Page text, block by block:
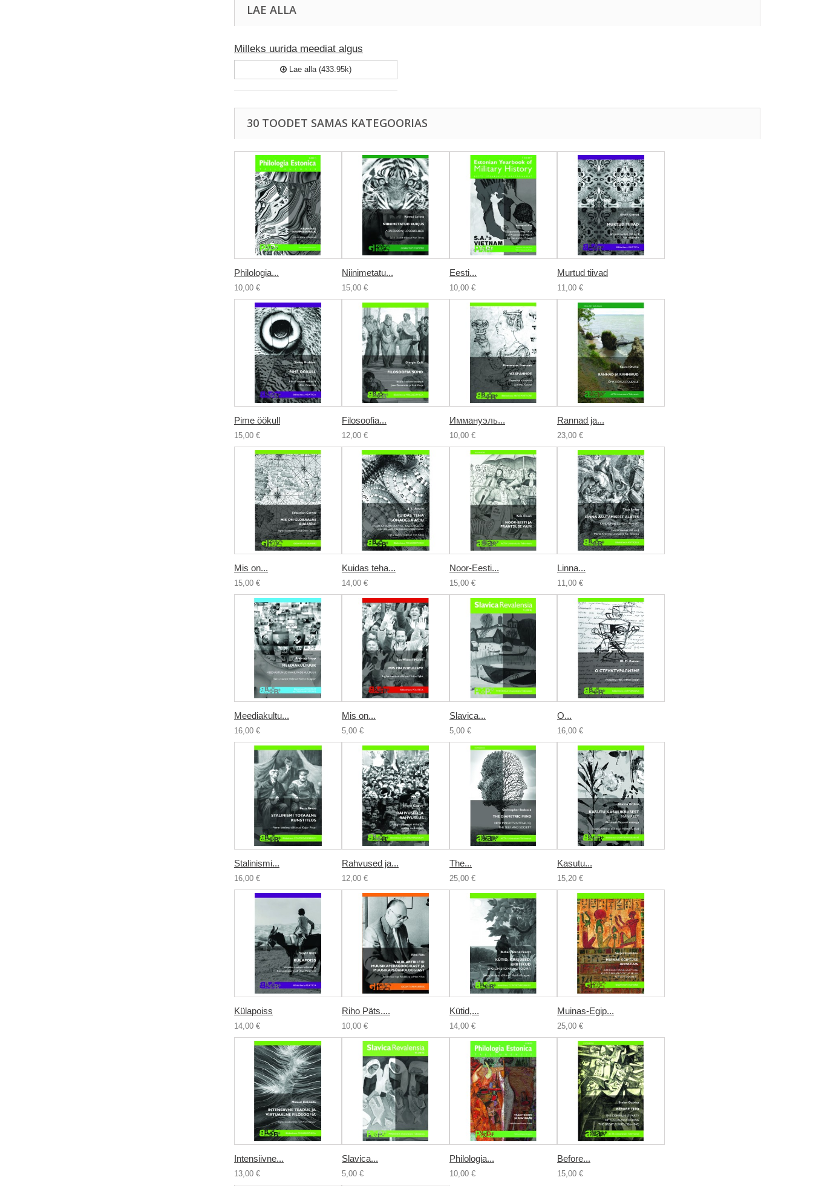
LAE ALLA
Milleks uurida meediat algus
Lae alla (433.95k)
30 TOODET SAMAS KATEGOORIAS
Philologia...
10,00 €
Niinimetatu...
15,00 €
Eesti...
10,00 €
Murtud tiivad
11,00 €
Pime öökull
15,00 €
Filosoofia...
12,00 €
Иммануэль...
10,00 €
Rannad ja...
23,00 €
Mis on...
15,00 €
Kuidas teha...
14,00 €
Noor-Eesti...
15,00 €
Linna...
11,00 €
Meediakultu...
16,00 €
Mis on...
5,00 €
Slavica...
5,00 €
О...
16,00 €
Stalinismi...
16,00 €
Rahvused ja...
12,00 €
The...
25,00 €
Kasutu...
15,20 €
Külapoiss
14,00 €
Riho Päts....
10,00 €
Kütid,...
14,00 €
Muinas-Egip...
25,00 €
Intensiivne...
13,00 €
Slavica...
5,00 €
Philologia...
10,00 €
Before...
15,00 €